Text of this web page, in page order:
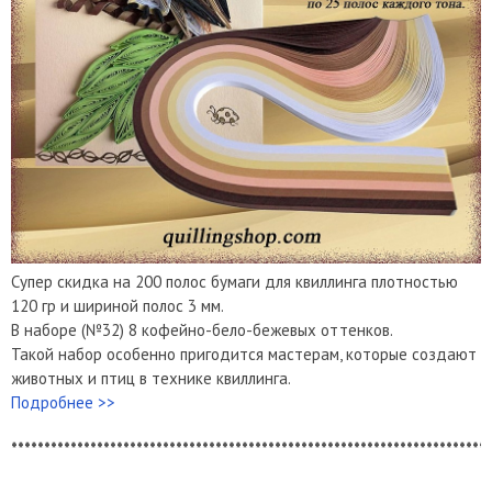
Супер скидка на 200 полос бумаги для квиллинга плотностью
120 гр и шириной полос 3 мм.
В наборе (№32) 8 кофейно-бело-бежевых оттенков.
Такой набор особенно пригодится мастерам, которые создают
животных и птиц в технике квиллинга.
Подробнее >>